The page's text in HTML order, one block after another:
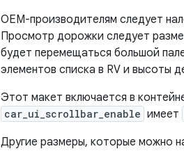
OEM-производителям следует
Просмотр дорожки следует
будет перемещаться большой
элементов списка в RV и высоты
Этот макет включается в
car_ui_scrollbar_enable имеет
Другие размеры, которые можно